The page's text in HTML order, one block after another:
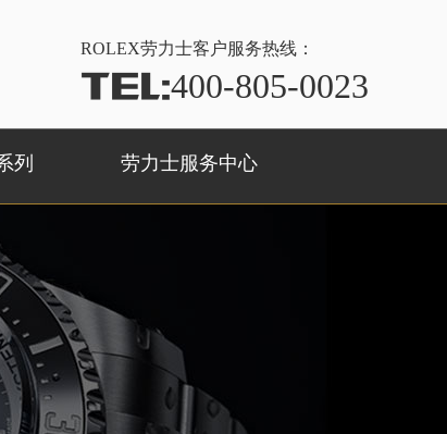
ROLEX劳力士客户服务热线：
TEL:400-805-0023
列 劳力士服务中心